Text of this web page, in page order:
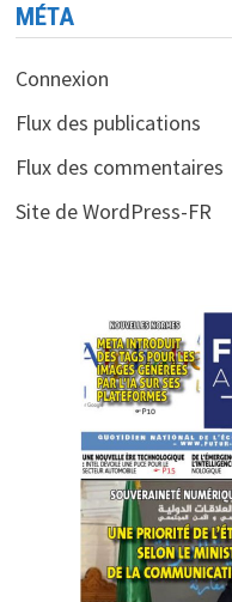
MÉTA
Connexion
Flux des publications
Flux des commentaires
Site de WordPress-FR